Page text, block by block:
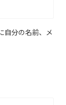
自分の名前、メ